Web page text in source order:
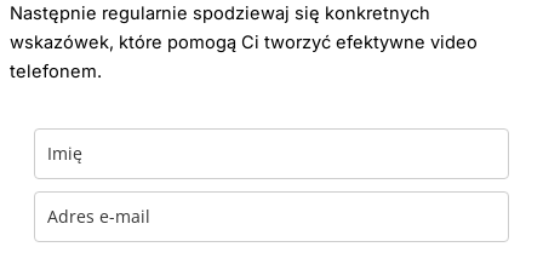
Następnie regularnie spodziewaj się konkretnych
wskazówek, które pomogą Ci tworzyć efektywne video
telefonem.